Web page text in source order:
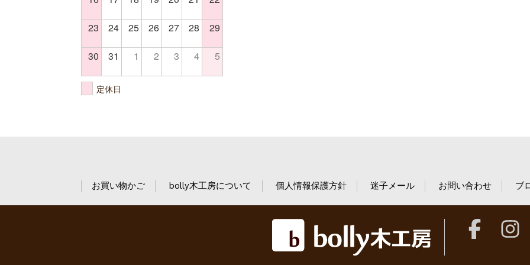
23 24 25 26 27 28 29
30 31 1 2 3 4 5
定休日
お買い物かご bolly木工房について 個人情報保護方針 迷子メール お問い合わせ ブ